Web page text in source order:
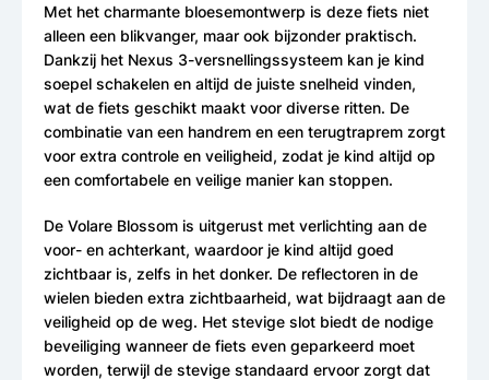
Met het charmante bloesemontwerp is deze fiets niet
alleen een blikvanger, maar ook bijzonder praktisch.
Dankzij het Nexus 3-versnellingssysteem kan je kind
soepel schakelen en altijd de juiste snelheid vinden,
wat de fiets geschikt maakt voor diverse ritten. De
combinatie van een handrem en een terugtraprem zorgt
voor extra controle en veiligheid, zodat je kind altijd op
een comfortabele en veilige manier kan stoppen.
De Volare Blossom is uitgerust met verlichting aan de
voor- en achterkant, waardoor je kind altijd goed
zichtbaar is, zelfs in het donker. De reflectoren in de
wielen bieden extra zichtbaarheid, wat bijdraagt aan de
veiligheid op de weg. Het stevige slot biedt de nodige
beveiliging wanneer de fiets even geparkeerd moet
worden, terwijl de stevige standaard ervoor zorgt dat